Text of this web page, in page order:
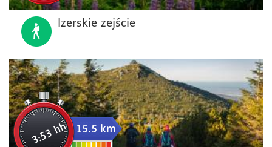
Izerskie zejście
3:53 hh 15.5 km